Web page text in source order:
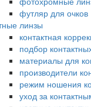
футляр для очков
линзы
контактная
подбор
материалы для
производители
режим ношения
уход за